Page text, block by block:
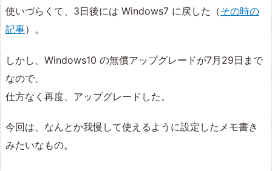
使いづらくて、3日後には Windows7 に戻した（その時の
記事）。
しかし、Windows10 の無償アップグレードが7月29日まで
なので、
仕方なく再度、アップグレードした。
今回は、なんとか我慢して使えるように設定したメモ書き
みたいなもの。